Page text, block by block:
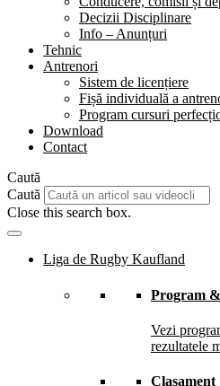
Decizii Disciplinare
Info – Anunțuri
Tehnic
Antrenori
Sistem de licențiere
Fișă individuală a
Program cursuri
Download
Contact
Caută
Caută
Close this search box.
Liga de Rugby Kaufland
Program
Vezi
rezultatele
Clasament